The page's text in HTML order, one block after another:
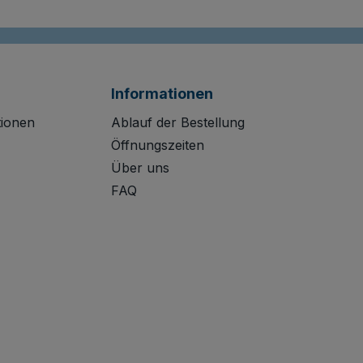
Informationen
Ablauf der Bestellung
Öffnungszeiten
Über uns
FAQ